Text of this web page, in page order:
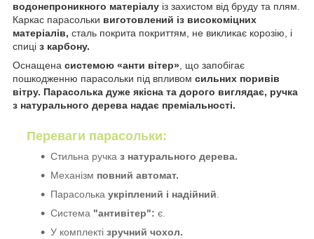
водонепроникного матеріалу із захистом від бруду та плям.
Каркас парасольки виготовлений із високоміцних
матеріалів, сталь покрита покриттям, не викликає корозію, і
спиці з карбону.
Оснащена системою «анти вітер», що запобігає
пошкодженню парасольки під впливом сильних поривів
вітру. Парасолька дуже якісна та дорого виглядає, ручка
з натурального дерева надає преміальності.
Переваги парасольки:
Стильна ручка з натурального дерева.
Механізм повний автомат.
Парасолька укріплений і надійний.
Система "антивітер": є.
У комплекті зручний чохол.